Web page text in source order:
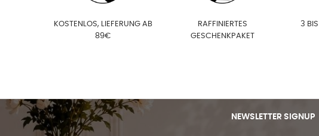
KOSTENLOS, LIEFERUNG AB
89€
RAFFINIERTES
GESCHENKPAKET
3
NEWSLETTER SIGNUP